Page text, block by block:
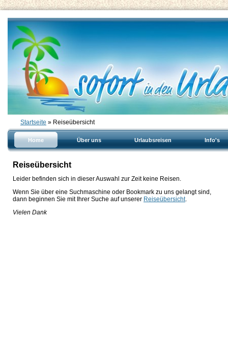
Startseite » Reiseübersicht
Home Über uns Urlaubsreisen Info's
Reiseübersicht
Leider befinden sich in dieser Auswahl zur Zeit keine Reisen.
Wenn Sie über eine Suchmaschine oder Bookmark zu uns gelangt sind,
dann beginnen Sie mit Ihrer Suche auf unserer Reiseübersicht.
Vielen Dank